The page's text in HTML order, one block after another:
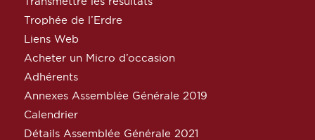
Trophée de l’Erdre
Liens Web
Acheter un Micro d’occasion
Adhérents
Annexes Assemblée Générale 2019
Calendrier
Détails Assemblée Générale 2021